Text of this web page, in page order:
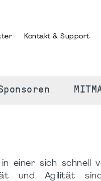
Kontakt & Support
einer sich schnell
und Agilität